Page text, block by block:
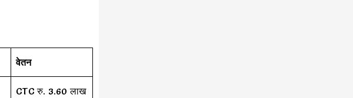
वेतन
CTC रु. 3.60 लाख